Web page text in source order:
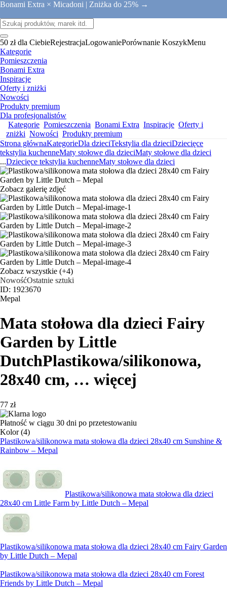
Bonami Extra × Micadoni | Zniżka do 25% →
50 zł dla CiebieRejestracjaLogowaniePorównanie KoszykMenu
Kategorie
Pomieszczenia
Bonami Extra
Inspiracje
Oferty i zniżki
Nowości
Produkty premium
Dla profesjonalistów
Kategorie Pomieszczenia Bonami Extra Inspiracje Oferty i
zniżki Nowości Produkty premium
Strona głównaKategorieDla dzieciTekstylia dla dzieciDziecięce
tekstylia kuchenneMaty stołowe dla dzieciMaty stołowe dla dzieci
...Dziecięce tekstylia kuchenneMaty stołowe dla dzieci
Zobacz galerię zdjęć
Zobacz wszystkie (+4)
NowośćOstatnie sztuki
ID: 1923670
Mepal
Mata stołowa dla dzieci Fairy
Garden by Little
DutchPlastikowa/silikonowa,
28x40 cm, … więcej
77 zł
Płatność w ciągu 30 dni po przetestowaniu
Kolor (4)
Plastikowa/silikonowa mata stołowa dla dzieci 28x40 cm Sunshine &
Rainbow – Mepal
Plastikowa/silikonowa mata stołowa dla dzieci
28x40 cm Little Farm by Little Dutch – Mepal
Plastikowa/silikonowa mata stołowa dla dzieci 28x40 cm Fairy Garden
by Little Dutch – Mepal
Plastikowa/silikonowa mata stołowa dla dzieci 28x40 cm Forest
Friends by Little Dutch – Mepal